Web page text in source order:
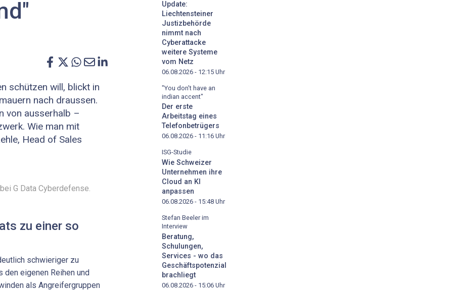
schützen will, blickt in
nach draussen.
von ausserhalb –
Wie man mit
Head of Sales
G Data Cyberdefense.
zu einer so
schwieriger zu
den eigenen Reihen und
als Angreifergruppen
Update:
Liechtensteiner
Justizbehörde
nimmt nach
Cyberattacke
weitere Systeme
vom Netz
06.08.2026 - 12:15 Uhr
"You don't have an
indian accent"
Der erste
Arbeitstag eines
Telefonbetrügers
06.08.2026 - 11:16 Uhr
ISG-Studie
Wie Schweizer
Unternehmen ihre
Cloud an KI
anpassen
06.08.2026 - 15:48 Uhr
Stefan Beeler im
Interview
Beratung,
Schulungen,
Services - wo das
Geschäftspotenzial
brachliegt
06.08.2026 - 15:06 Uhr